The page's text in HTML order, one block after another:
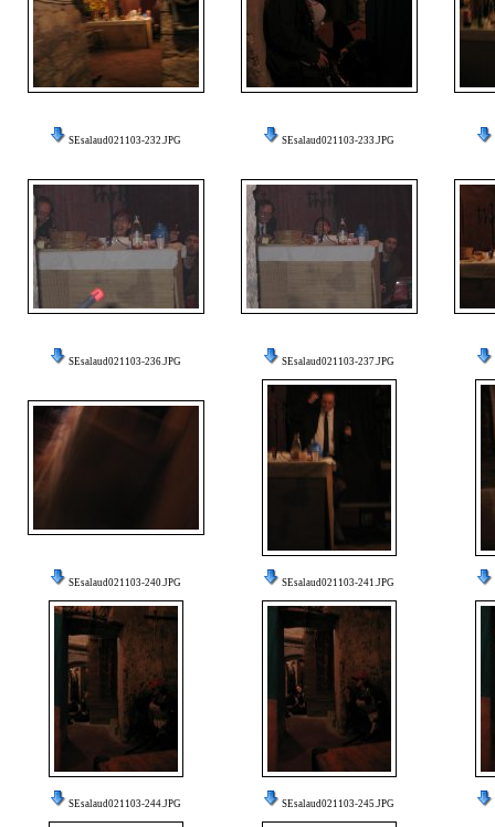
SEsalaud021103-232.JPG SEsalaud021103-233.JPG
SEsalaud021103-236.JPG SEsalaud021103-237.JPG
SEsalaud021103-240.JPG SEsalaud021103-241.JPG
SEsalaud021103-244.JPG SEsalaud021103-245.JPG